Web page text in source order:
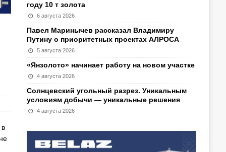
году 10 т золота
6 августа 2026
Павел Маринычев рассказал Владимиру
Путину о приоритетных проектах АЛРОСА
5 августа 2026
«Янзолото» начинает работу на новом участке
4 августа 2026
Солнцевский угольный разрез. Уникальным
условиям добычи — уникальные решения
4 августа 2026